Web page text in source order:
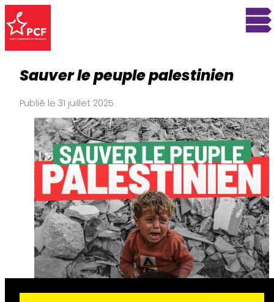
Sauver le peuple palestinien
Publié le 31 juillet 2025